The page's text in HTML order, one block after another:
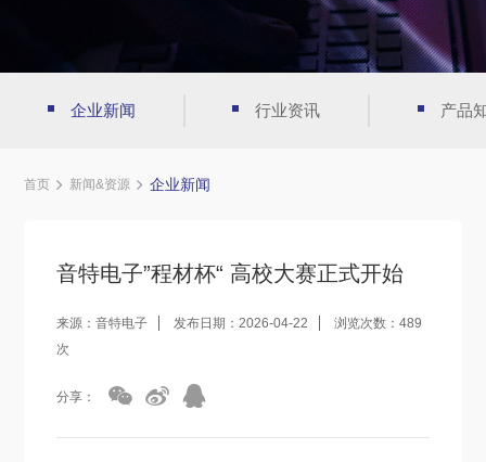
企业新闻 行业资讯 产品
首页 新闻&资源 企业新闻
音特电子”程材杯“ 高校大赛正式开始
来源：音特电子 发布日期：2026-04-22
浏览次数：489
次
分享：